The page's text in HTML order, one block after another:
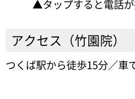
▲タップすると電話
アクセス（竹園院）
つくば駅から徒歩15分／車